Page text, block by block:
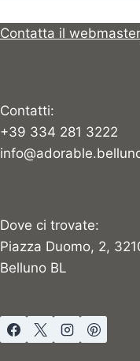
Contatta il webmaster
Contatti:
+39 334 281 3222
Dove ci trovate:
Piazza Duomo, 2,
Belluno BL